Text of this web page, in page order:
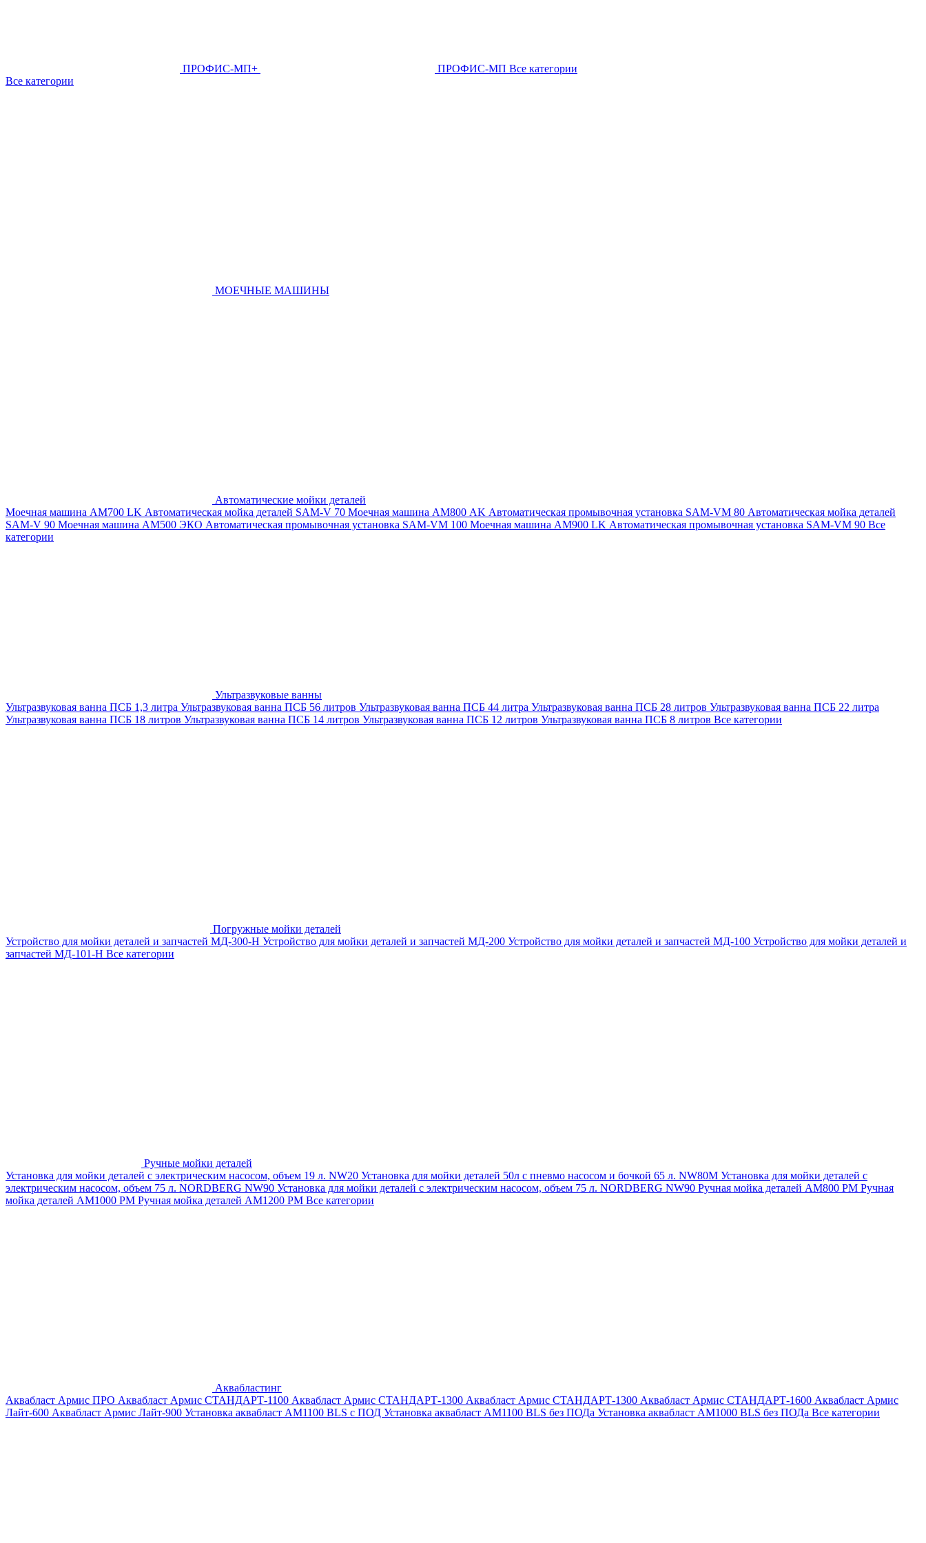
ПРОФИС-МП+ ПРОФИС-МП Все категории
Все категории
МОЕЧНЫЕ МАШИНЫ
Автоматические мойки деталей
Моечная машина AM700 LK Автоматическая мойка деталей SAM-V 70 Моечная машина АМ800 AK Автоматическая промывочная установка SAM-VM 80 Автоматическая мойка деталей
SAM-V 90 Моечная машина АМ500 ЭКО Автоматическая промывочная установка SAM-VM 100 Моечная машина AM900 LK Автоматическая промывочная установка SAM-VM 90 Все
категории
Ультразвуковые ванны
Ультразвуковая ванна ПСБ 1,3 литра Ультразвуковая ванна ПСБ 56 литров Ультразвуковая ванна ПСБ 44 литра Ультразвуковая ванна ПСБ 28 литров Ультразвуковая ванна ПСБ 22 литра
Ультразвуковая ванна ПСБ 18 литров Ультразвуковая ванна ПСБ 14 литров Ультразвуковая ванна ПСБ 12 литров Ультразвуковая ванна ПСБ 8 литров Все категории
Погружные мойки деталей
Устройство для мойки деталей и запчастей МД-300-H Устройство для мойки деталей и запчастей МД-200 Устройство для мойки деталей и запчастей МД-100 Устройство для мойки деталей и
запчастей МД-101-Н Все категории
Ручные мойки деталей
Установка для мойки деталей с электрическим насосом, объем 19 л. NW20 Установка для мойки деталей 50л с пневмо насосом и бочкой 65 л. NW80M Установка для мойки деталей с
электрическим насосом, объем 75 л. NORDBERG NW90 Установка для мойки деталей с электрическим насосом, объем 75 л. NORDBERG NW90 Ручная мойка деталей АМ800 РМ Ручная
мойка деталей АМ1000 РМ Ручная мойка деталей АМ1200 РМ Все категории
Аквабластинг
Аквабласт Армис ПРО Аквабласт Армис СТАНДАРТ-1100 Аквабласт Армис СТАНДАРТ-1300 Аквабласт Армис СТАНДАРТ-1300 Аквабласт Армис СТАНДАРТ-1600 Аквабласт Армис
Лайт-600 Аквабласт Армис Лайт-900 Установка аквабласт AM1100 BLS с ПОД Установка аквабласт AM1100 BLS без ПОДа Установка аквабласт AM1000 BLS без ПОДа Все категории